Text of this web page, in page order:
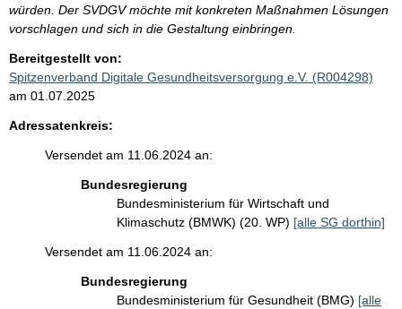
würden. Der SVDGV möchte mit konkreten Maßnahmen Lösungen
vorschlagen und sich in die Gestaltung einbringen.
Bereitgestellt von:
Spitzenverband Digitale Gesundheitsversorgung e.V. (R004298)
am 01.07.2025
Adressatenkreis:
Versendet am 11.06.2024 an:
Bundesregierung
Bundesministerium für Wirtschaft und
Klimaschutz (BMWK) (20. WP) [alle SG dorthin]
Versendet am 11.06.2024 an:
Bundesregierung
Bundesministerium für Gesundheit (BMG) [alle